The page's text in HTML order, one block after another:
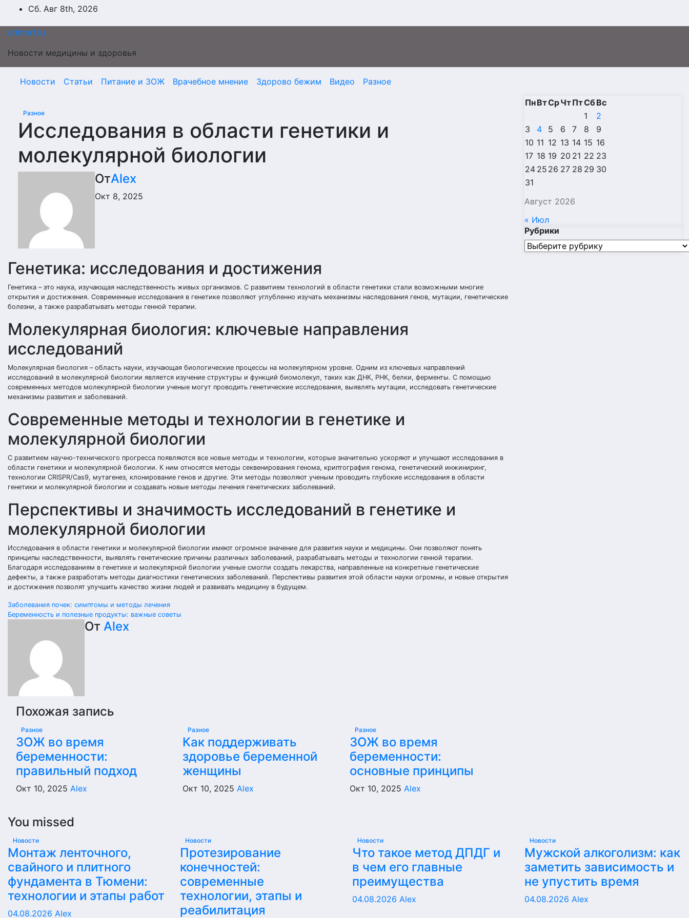
Перейти
содержимому
Сб. Авг 8th, 2026
cdmarf.ru
Новости медицины и здоровья
Новости Статьи Питание и ЗОЖ Врачебное мнение Здорово бежим Видео Разное
Разное
Исследования в области генетики и
молекулярной биологии
ОтAlex
Окт 8, 2025
Генетика: исследования и достижения
Генетика – это наука, изучающая наследственность живых организмов. С развитием технологий в области генетики стали возможными многие
открытия и достижения. Современные исследования в генетике позволяют углубленно изучать механизмы наследования генов, мутации, генетические
болезни, а также разрабатывать методы генной терапии.
Молекулярная биология: ключевые направления
исследований
Молекулярная биология – область науки, изучающая биологические процессы на молекулярном уровне. Одним из ключевых направлений
исследований в молекулярной биологии является изучение структуры и функций биомолекул, таких как ДНК, РНК, белки, ферменты. С помощью
современных методов молекулярной биологии ученые могут проводить генетические исследования, выявлять мутации, исследовать генетические
механизмы развития и заболеваний.
Современные методы и технологии в генетике и
молекулярной биологии
С развитием научно-технического прогресса появляются все новые методы и технологии, которые значительно ускоряют и улучшают исследования в
области генетики и молекулярной биологии. К ним относятся методы секвенирования генома, криптография генома, генетический инжиниринг,
технологии CRISPR/Cas9, мутагенез, клонирование генов и другие. Эти методы позволяют ученым проводить глубокие исследования в области
генетики и молекулярной биологии и создавать новые методы лечения генетических заболеваний.
Перспективы и значимость исследований в генетике и
молекулярной биологии
Исследования в области генетики и молекулярной биологии имеют огромное значение для развития науки и медицины. Они позволяют понять
принципы наследственности, выявлять генетические причины различных заболеваний, разрабатывать методы и технологии генной терапии.
Благодаря исследованиям в генетике и молекулярной биологии ученые смогли создать лекарства, направленные на конкретные генетические
дефекты, а также разработать методы диагностики генетических заболеваний. Перспективы развития этой области науки огромны, и новые открытия
и достижения позволят улучшить качество жизни людей и развивать медицину в будущем.
Навигация
записям
Заболевания почек: симптомы и методы лечения
Беременность и полезные продукты: важные советы
От Alex
Похожая запись
Разное
ЗОЖ во время
беременности:
правильный подход
Окт 10, 2025 Alex
Разное
Как поддерживать
здоровье беременной
женщины
Окт 10, 2025Alex
Разное
ЗОЖ во время
беременности:
основные принципы
Окт 10, 2025 Alex
Август 2026
ПнВтСрЧтПтСбВс
1
2
3
4 5 6 7 8
9
10 11 12 13 14 15 16
17 18 19 20 21 22 23
24 25 26 27 28 29 30
31
« Июл
Рубрики
Рубрики
You missed
Новости
Монтаж ленточного,
свайного и плитного
фундамента в Тюмени:
технологии и этапы работ
04.08.2026 Alex
Новости
Протезирование
конечностей:
современные
технологии, этапы и
реабилитация
Новости
Что такое метод ДПДГ и
в чем его главные
преимущества
04.08.2026 Alex
Новости
Мужской алкоголизм: как
заметить зависимость и
не упустить время
04.08.2026 Alex